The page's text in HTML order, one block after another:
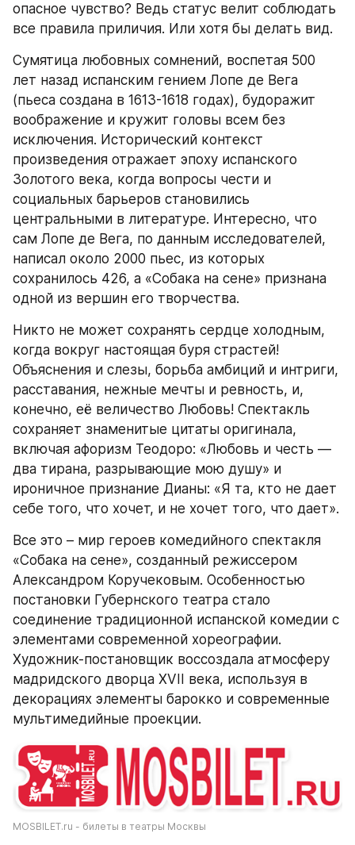
опасное чувство? Ведь статус велит соблюдать
все правила приличия. Или хотя бы делать вид.
Сумятица любовных сомнений, воспетая 500
лет назад испанским гением Лопе де Вега
(пьеса создана в 1613-1618 годах), будоражит
воображение и кружит головы всем без
исключения. Исторический контекст
произведения отражает эпоху испанского
Золотого века, когда вопросы чести и
социальных барьеров становились
центральными в литературе. Интересно, что
сам Лопе де Вега, по данным исследователей,
написал около 2000 пьес, из которых
сохранилось 426, а «Собака на сене» признана
одной из вершин его творчества.
Никто не может сохранять сердце холодным,
когда вокруг настоящая буря страстей!
Объяснения и слезы, борьба амбиций и интриги,
расставания, нежные мечты и ревность, и,
конечно, её величество Любовь! Спектакль
сохраняет знаменитые цитаты оригинала,
включая афоризм Теодоро: «Любовь и честь —
два тирана, разрывающие мою душу» и
ироничное признание Дианы: «Я та, кто не дает
себе того, что хочет, и не хочет того, что дает».
Все это – мир героев комедийного спектакля
«Собака на сене», созданный режиссером
Александром Коручековым. Особенностью
постановки Губернского театра стало
соединение традиционной испанской комедии с
элементами современной хореографии.
Художник-постановщик воссоздала атмосферу
мадридского дворца XVII века, используя в
декорациях элементы барокко и современные
мультимедийные проекции.
MOSBILET.ru - билеты в театры Москвы